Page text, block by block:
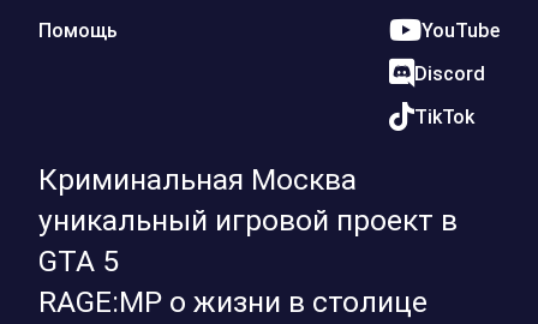
Криминальная Москва
уникальный игровой проект в
GTA 5
RAGE:MP о жизни в столице
Помощь
YouTube
Discord
TikTok